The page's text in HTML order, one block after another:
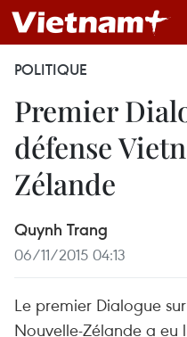
POLITIQUE
Premier
défense
Zélande
Quynh Trang
06/11/2015 04:13
Le premier Dialogue
Nouvelle-Zélande a eu